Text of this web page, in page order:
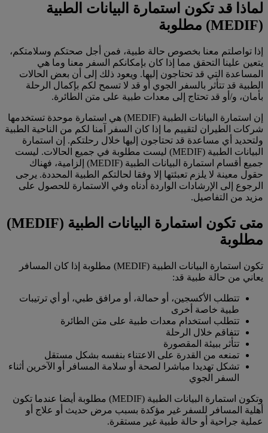
لماذا قد تكون استمارة البيانات الطبية
(MEDIF) مطلوبة
إذا تواصلتم معنا بخصوص حالة طبية، فمن أجل صحتكم وسلامتكم،
يتعين علينا التحقق مما إذا كان بإمكانكم السفر معنا وما هي
المساعدة التي قد تحتاجون إليها. ويعود ذلك إلى أن بعض الحالات
الطبية قد تتأثر بالسفر الجوي أو قد لا تسمح لكم بإكمال الرحلة
بأمان، و/أو قد تحتاج إلى معدات طبية على متن الطائرة.
إن استمارة البيانات الطبية (MEDIF) هي استمارة موحدة تستخدمها
شركات الطيران لتقييم ما إذا كان السفر آمنا لكم من الناحية الطبية
ولتحديد أي مساعدة قد تحتاجون إليها خلال رحلتكم. إن استمارة
البيانات الطبية (MEDIF) ليست مطلوبة في جميع الحالات. ليست
جميع أقسام استمارة البيانات الطبية (MEDIF) إلزامية، فهناك
حقول معينة لا يلزم تعبئتها إلا وفقا لحالتكم الطبية المحددة. يرجى
الرجوع إلى الإرشادات الواردة أدناه وفي الاستمارة للحصول على
مزيد من التفاصيل.
متى تكون استمارة البيانات الطبية (MEDIF)
مطلوبة
تكون استمارة البيانات الطبية (MEDIF) مطلوبة إذا كان المسافر
يعاني من حالة طبية قد:
تتطلب الأكسجين، أو حمالة، أو مرافق طبي، أو أي ترتيبات
طبية خاصة أخرى
تتطلب استخدام معدات طبية على متن الطائرة
تتفاقم خلال الرحلة
تتأثر ببيئة المقصورة
تمنعه من القدرة على الاعتناء بنفسه بشكل مستقل
تشكل تهديدا مباشرا لصحة أو سلامة المسافر أو الآخرين أثناء
السفر الجوي
وتكون استمارة البيانات الطبية (MEDIF) مطلوبة أيضا عندما تكون
أهلية المسافر للسفر غير مؤكدة بسبب مرض حديث أو علاج أو
عملية جراحية أو حالة طبية غير مستقرة.